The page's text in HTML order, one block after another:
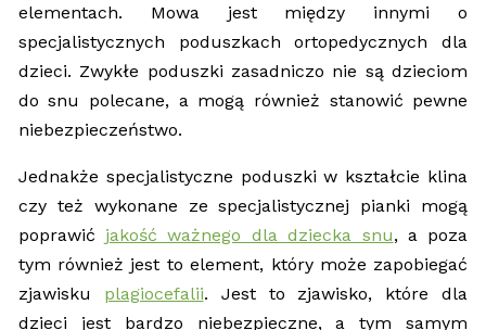
elementach. Mowa jest między innymi o
specjalistycznych poduszkach ortopedycznych dla
dzieci. Zwykłe poduszki zasadniczo nie są dzieciom
do snu polecane, a mogą również stanowić pewne
niebezpieczeństwo.
Jednakże specjalistyczne poduszki w kształcie klina
czy też wykonane ze specjalistycznej pianki mogą
poprawić jakość ważnego dla dziecka snu, a poza
tym również jest to element, który może zapobiegać
zjawisku plagiocefalii. Jest to zjawisko, które dla
dzieci jest bardzo niebezpieczne, a tym samym